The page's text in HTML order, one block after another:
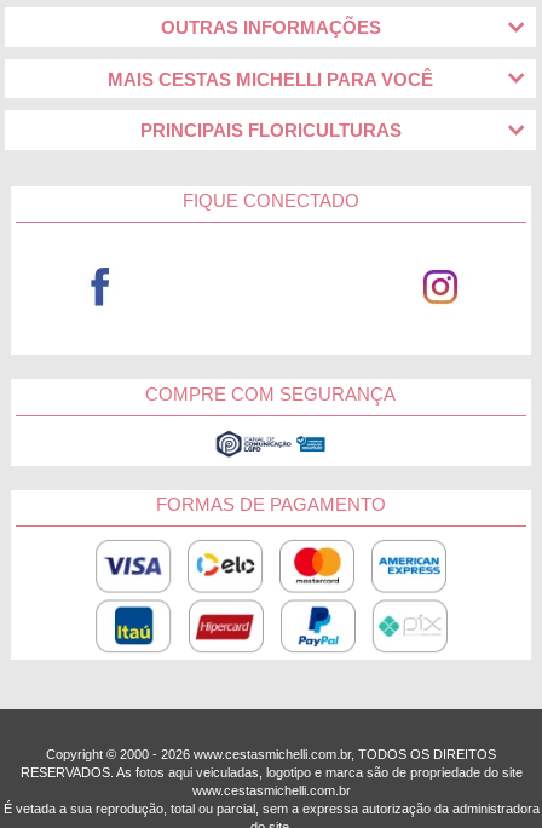
OUTRAS INFORMAÇÕES
MAIS CESTAS MICHELLI PARA VOCÊ
PRINCIPAIS FLORICULTURAS
FIQUE CONECTADO
COMPRE COM SEGURANÇA
FORMAS DE PAGAMENTO
Copyright © 2000 - ­2026 www.cestasmichelli.com.br, TODOS OS DIREITOS
RESERVADOS. As fotos aqui veiculadas, logotipo e marca são de propriedade do site
www.cestasmichelli.com.br
É vetada a sua reprodução, total ou parcial, sem a expressa autorização da administradora